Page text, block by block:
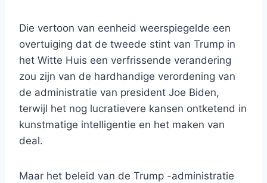
Die vertoon van eenheid weerspiegelde een
overtuiging dat de tweede stint van Trump in
het Witte Huis een verfrissende verandering
zou zijn van de hardhandige verordening van
de administratie van president Joe Biden,
terwijl het nog lucratievere kansen ontketend in
kunstmatige intelligentie en het maken van
deal.
Maar het beleid van de Trump -administratie